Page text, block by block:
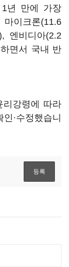
1년 만에 가장
이크론(11.6
엔비디아(2.2
면서 국내 반
리강령에 따라
·수정했습니